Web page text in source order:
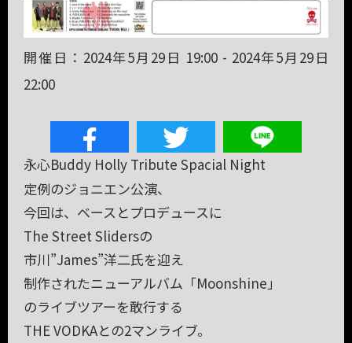
開催日：2024年5月29日 19:00 - 2024年5月29日
22:00
永心Buddy Holly Tribute Spacial Night
定例のジョニエン公演、
今回は、ベースとプロデュースに
The Street Slidersの
市川”James”洋二氏を迎え
制作されたニューアルバム「Moonshine」
のライブツアーを敢行する
THE VODKAとの2マンライブ。